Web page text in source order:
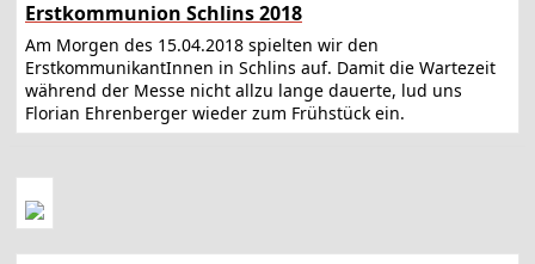
Erstkommunion Schlins 2018
Am Morgen des 15.04.2018 spielten wir den
ErstkommunikantInnen in Schlins auf. Damit die Wartezeit
während der Messe nicht allzu lange dauerte, lud uns
Florian Ehrenberger wieder zum Frühstück ein.